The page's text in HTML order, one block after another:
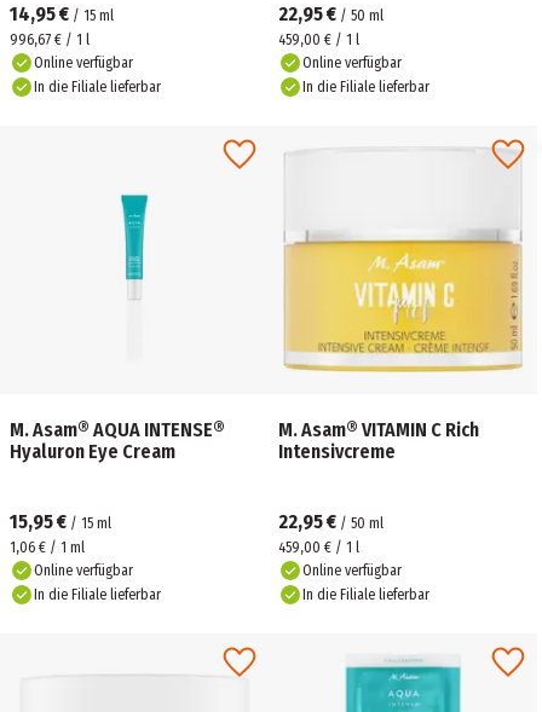
14,95 € / 15 ml
996,67 € / 1 l
Online verfügbar
In die Filiale lieferbar
22,95 € / 50 ml
459,00 € / 1 l
Online verfügbar
In die Filiale lieferbar
M. Asam® AQUA INTENSE®
Hyaluron Eye Cream
15,95 € / 15 ml
1,06 € / 1 ml
Online verfügbar
In die Filiale lieferbar
M. Asam® VITAMIN C Rich
Intensivcreme
22,95 € / 50 ml
459,00 € / 1 l
Online verfügbar
In die Filiale lieferbar